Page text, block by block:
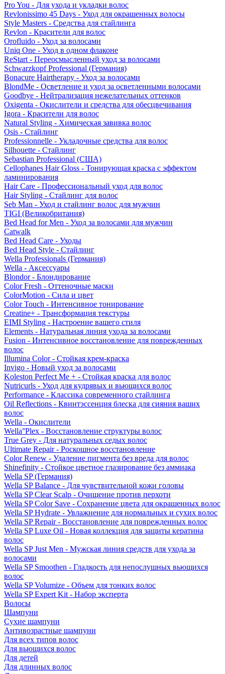
Pro You - Для ухода и укладки волос
Revlonissimo 45 Days - Уход для окрашенных волосы
Style Masters - Средства для стайлинга
Revlon - Красители для волос
Orofluido - Уход за волосами
Uniq One - Уход в одном флаконе
ReStart - Переосмысленный уход за волосами
Schwarzkopf Professional (Германия)
Bonacure Hairtherapy - Уход за волосами
BlondMe - Осветление и уход за осветленными волосами
Goodbye - Нейтрализация нежелательных оттенков
Oxigenta - Окислители и средства для обесцвечивания
Igora - Красители для волос
Natural Styling - Химическая завивка волос
Osis - Стайлинг
Professionnelle - Укладочные средства для волос
Silhouette - Стайлинг
Sebastian Professional (США)
Cellophanes Hair Gloss - Тонирующая краска с эффектом
ламинирования
Hair Care - Профессиональный уход для волос
Hair Styling - Стайлинг для волос
Seb Man - Уход и стайлинг волос для мужчин
TIGI (Великобритания)
Bed Head for Men - Уход за волосами для мужчин
Catwalk
Bed Head Care - Уходы
Bed Head Style - Стайлинг
Wella Professionals (Германия)
Wella - Аксессуары
Blondor - Блондирование
Color Fresh - Оттеночные маски
ColorMotion - Сила и цвет
Color Touch - Интенсивное тонирование
Creatine+ - Трансформация текстуры
EIMI Styling - Настроение вашего стиля
Elements - Натуральная линия ухода за волосами
Fusion - Интенсивное восстановление для поврежденных
волос
Illumina Color - Стойкая крем-краска
Invigo - Новый уход за волосами
Koleston Perfect Me + - Стойкая краска для волос
Nutricurls - Уход для кудрявых и вьющихся волос
Performance - Классика современного стайлинга
Oil Reflections - Квинтэссенция блеска для сияния ваших
волос
Wella - Окислители
Wella°Plex - Восстановление структуры волос
True Grey - Для натуральных седых волос
Ultimate Repair - Роскошное восстановление
Color Renew - Удаление пигмента без вреда для волос
Shinefinity - Стойкое цветное глазирование без аммиака
Wella SP (Германия)
Wella SP Balance - Для чувствительной кожи головы
Wella SP Clear Scalp - Очищение против перхоти
Wella SP Color Save - Сохранение цвета для окрашенных волос
Wella SP Hydrate - Увлажнение для нормальных и сухих волос
Wella SP Repair - Восстановление для поврежденных волос
Wella SP Luxe Oil - Новая коллекция для защиты кератина
волос
Wella SP Just Men - Мужская линия средств для ухода за
волосами
Wella SP Smoothen - Гладкость для непослушных вьющихся
волос
Wella SP Volumize - Объем для тонких волос
Wella SP Expert Kit - Набор эксперта
Волосы
Шампуни
Сухие шампуни
Антивозрастные шампуни
Для всех типов волос
Для вьющихся волос
Для детей
Для длинных волос